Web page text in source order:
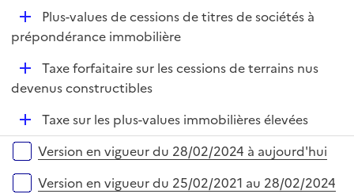
i
D
é
i
Plus-values de cessions de titres de sociétés à
prépondérance immobilière
D
é
e
r
Taxe forfaitaire sur les cessions de terrains nus
devenus constructibles
D
é
p
Taxe sur les plus-values immobilières élevées
Versions sur la période
Version en vigueur du 28/02/2024 à aujourd'hui
Version en vigueur du 25/02/2021 au 28/02/2024